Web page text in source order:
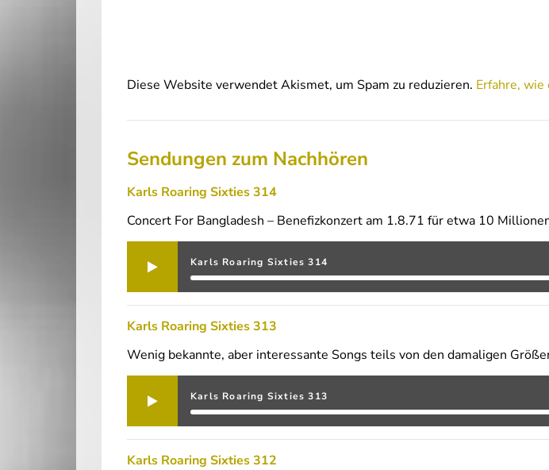
Diese Website verwendet Akismet, um Spam zu reduzieren. Erfahre,
Sendungen zum Nachhören
Karls Roaring Sixties 314
Concert For Bangladesh – Benefizkonzert am 1.8.71 für etwa 10
Karls Roaring Sixties 314
Karls Roaring Sixties 313
Wenig bekannte, aber interessante Songs teils von den damaligen
Karls Roaring Sixties 313
Karls Roaring Sixties 312